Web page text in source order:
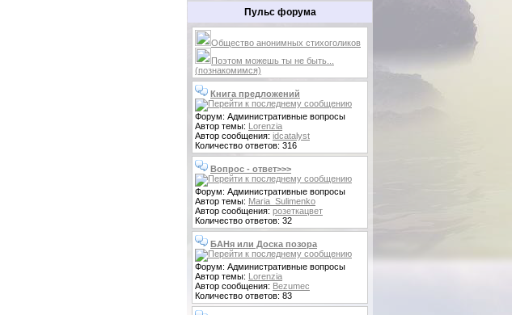
Пульс форума
Общество анонимных стихоголиков
Поэтом можешь ты не быть...
(познакомимся)
Книга предложений
Форум: Административные вопросы
Автор темы: Lorenzia
Автор сообщения: idcatalyst
Количество ответов: 316
Вопрос - ответ>>>
Форум: Административные вопросы
Автор темы: Maria_Sulimenko
Автор сообщения: розеткацвет
Количество ответов: 32
БАНя или Доска позора
Форум: Административные вопросы
Автор темы: Lorenzia
Автор сообщения: Bezumec
Количество ответов: 83